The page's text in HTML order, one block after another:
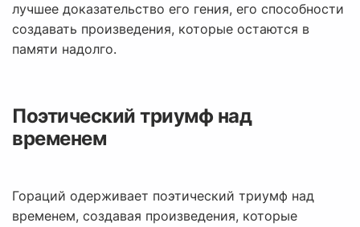
лучшее доказательство его гения, его способности
создавать произведения, которые остаются в
памяти надолго.
Поэтический триумф над
временем
Гораций одерживает поэтический триумф над
временем, создавая произведения, которые